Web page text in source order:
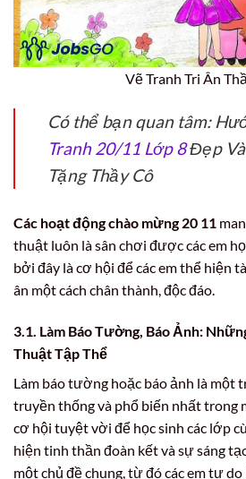
Vẽ Tranh Tri Ân
Có thể bạn quan tâm:
Tranh 20/11 Lớp 8Đẹp Và
Tặng Thầy Cô
Các hoạt động chào mừng 20 11
thuật luôn là sân chơi được các em
bởi đây là cơ hội để các em thể hiện
ân một cách chân thành, độc đáo.
3.1. Làm Báo Tường, Báo Ảnh:
Thuật Tập Thể
Làm báo tường hoặc báo ảnh là một
truyền thống và phổ biến nhất trong
cơ hội tuyệt vời để học sinh các lớp
hiện tinh thần đoàn kết và sự sáng
một chủ đề chung, từ đó các em tự